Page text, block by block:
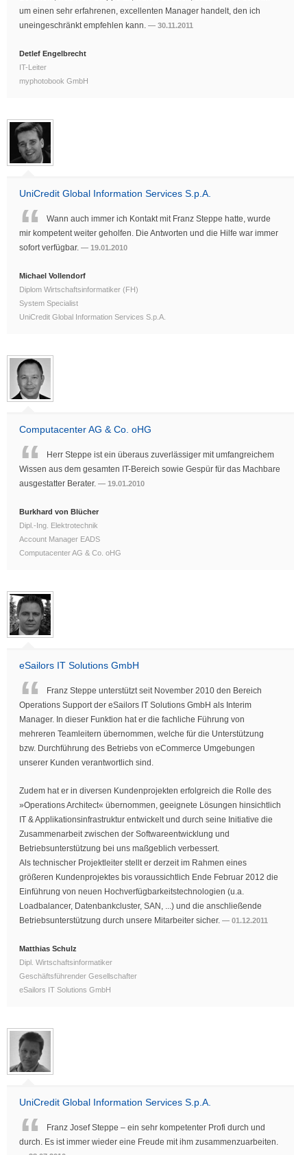
um einen sehr erfahrenen, excellenten Manager handelt, den ich
uneingeschränkt empfehlen kann.
30.11.2011
Detlef Engelbrecht
IT-Leiter
myphotobook GmbH
UniCredit Global Information Services S.p.A.
Wann auch immer ich Kontakt mit Franz Steppe hatte, wurde
mir kompetent weiter geholfen. Die Antworten und die Hilfe war immer
sofort verfügbar.
19.01.2010
Michael Vollendorf
Diplom Wirtschaftsinformatiker (FH)
System Specialist
UniCredit Global Information Services S.p.A.
Computacenter AG & Co. oHG
Herr Steppe ist ein überaus zuverlässiger mit umfangreichem
Wissen aus dem gesamten IT-Bereich sowie Gespür für das Machbare
ausgestatter Berater.
19.01.2010
Burkhard von Blücher
Dipl.-Ing. Elektrotechnik
Account Manager EADS
Computacenter AG & Co. oHG
eSailors IT Solutions GmbH
Franz Steppe unterstützt seit November 2010 den Bereich
Operations Support der eSailors IT Solutions GmbH als Interim
Manager. In dieser Funktion hat er die fachliche Führung von
mehreren Teamleitern übernommen, welche für die Unterstützung
bzw. Durchführung des Betriebs von eCommerce Umgebungen
unserer Kunden verantwortlich sind.
Zudem hat er in diversen Kundenprojekten erfolgreich die Rolle des
»Operations Architect« übernommen, geeignete Lösungen hinsichtlich
IT & Applikationsinfrastruktur entwickelt und durch seine Initiative die
Zusammenarbeit zwischen der Softwareentwicklung und
Betriebsunterstützung bei uns maßgeblich verbessert.
Als technischer Projektleiter stellt er derzeit im Rahmen eines
größeren Kundenprojektes bis voraussichtlich Ende Februar 2012 die
Einführung von neuen Hochverfügbarkeitstechnologien (u.a.
Loadbalancer, Datenbankcluster, SAN, ...) und die anschließende
Betriebsunterstützung durch unsere Mitarbeiter sicher.
01.12.2011
Matthias Schulz
Dipl. Wirtschaftsinformatiker
Geschäftsführender Gesellschafter
eSailors IT Solutions GmbH
UniCredit Global Information Services S.p.A.
Franz Josef Steppe – ein sehr kompetenter Profi durch und
durch. Es ist immer wieder eine Freude mit ihm zusammenzuarbeiten.